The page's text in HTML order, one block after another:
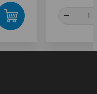
-